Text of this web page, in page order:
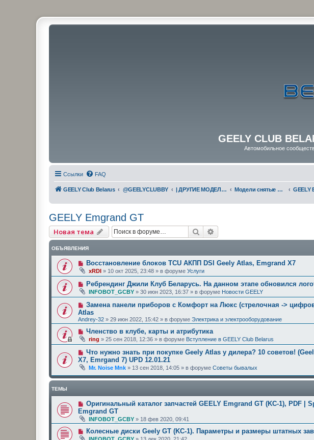
GEELY CLUB
Автомобильное
Ссылки FAQ
GEELY Club Belarus @GEELYCLUBBY | ДРУГИЕ МОДЕЛИ GEELY Модели снятые с производства
GEELY Emgrand GT
Новая тема Поиск
ОБЪЯВЛЕНИЯ
Восстановление блоков TCU АКПП DSI Geely Atlas, Emgrand X7
xRDI » 10 окт 2025, 23:48 » в форуме Услуги
Ребрендинг Джили Клуб Беларусь. На данном этапе обновился
INFOBOT_GCBY » 30 июн 2023, 16:37 » в форуме Новости GEELY
Замена панели приборов с Комфорт на Люкс (стрелочная ->
Atlas
Andrey-32 » 29 июн 2022, 15:42 » в форуме Электрика и электрооборудование
Членство в клубе, карты и атрибутика
ring » 25 сен 2018, 12:36 » в форуме Вступление в GEELY Club Belarus
Что нужно знать при покупке Geely Atlas у дилера? 10 советов!
X7, Emrgand 7) UPD 12.01.21
Mr. Noise Mnk » 13 сен 2018, 14:05 » в форуме Советы бывалых
ТЕМЫ
Оригинальный каталог запчастей GEELY Emgrand GT (KC-1), PDF |
Emgrand GT
INFOBOT_GCBY » 18 фев 2020, 09:41
Колесные диски Geely GT (KC-1). Параметры и размеры штатных